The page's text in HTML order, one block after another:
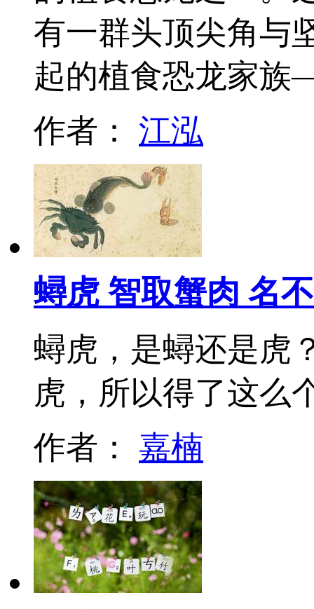
有一群头顶尖角与
起的植食恐龙家族
作者： 江泓
蟳虎 智取蟹肉 名
蟳虎，是蟳还是虎
虎，所以得了这么
作者： 嘉楠